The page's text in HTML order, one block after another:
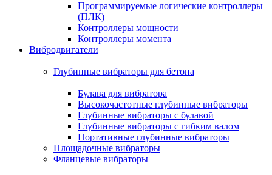
Программируемые логические контроллеры
(ПЛК)
Контроллеры мощности
Контроллеры момента
Вибродвигатели
Глубинные вибраторы для бетона
Булава для вибратора
Высокочастотные глубинные вибраторы
Глубинные вибраторы с булавой
Глубинные вибраторы с гибким валом
Портативные глубинные вибраторы
Площадочные вибраторы
Фланцевые вибраторы